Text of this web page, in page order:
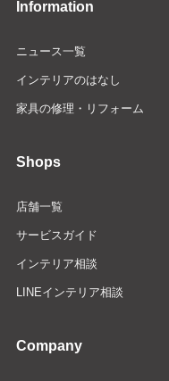
Information
ニュース一覧
インテリアのはなし
家具の修理・リフォーム
Shops
店舗一覧
サービスガイド
インテリア相談
LINEインテリア相談
Company